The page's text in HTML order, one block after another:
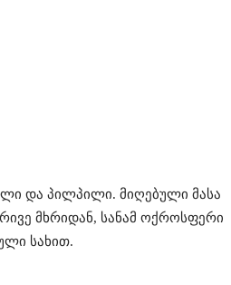
და პილპილი. მიღებული მასა
მხრიდან, სანამ ოქროსფერი
სახით.